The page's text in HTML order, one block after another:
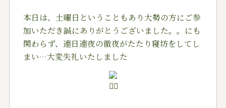
本日は、土曜日ということもあり大勢の方にご参
加いただき誠にありがとうございました。。にも
関わらず、連日連夜の徹夜がたたり寝坊をしてし
まい…大変失礼いたしました